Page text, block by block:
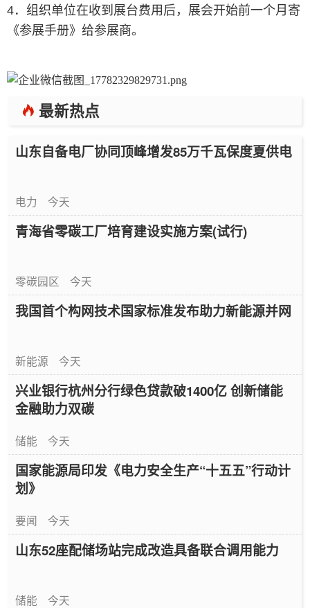
4．组织单位在收到展台费用后，展会开始前一个月寄
《参展手册》给参展商。
最新热点
山东自备电厂协同顶峰增发85万千瓦保度夏供电
电力 今天
青海省零碳工厂培育建设实施方案(试行)
零碳园区 今天
我国首个构网技术国家标准发布助力新能源并网
新能源 今天
兴业银行杭州分行绿色贷款破1400亿 创新储能
金融助力双碳
储能 今天
国家能源局印发《电力安全生产“十五五”行动计
划》
要闻 今天
山东52座配储场站完成改造具备联合调用能力
储能 今天